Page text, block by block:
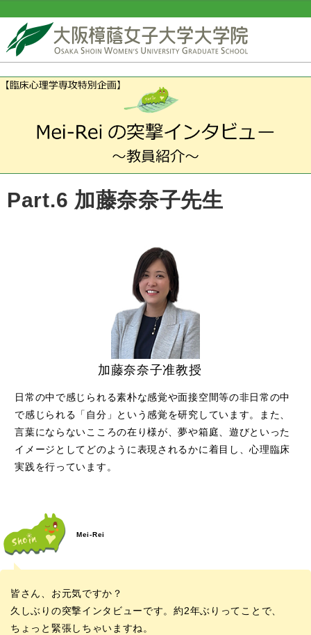
Part.6 加藤奈奈子先生
加藤奈奈子准教授
日常の中で感じられる素朴な感覚や面接空間等の非日常の中
で感じられる「自分」という感覚を研究しています。また、
言葉にならないこころの在り様が、夢や箱庭、遊びといった
イメージとしてどのように表現されるかに着目し、心理臨床
実践を行っています。
Mei-Rei
皆さん、お元気ですか？
久しぶりの突撃インタビューです。約2年ぶりってことで、
ちょっと緊張しちゃいますね。